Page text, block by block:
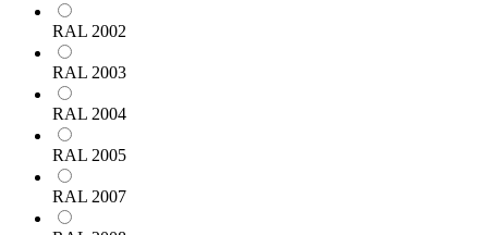
RAL 2002
RAL 2003
RAL 2004
RAL 2005
RAL 2007